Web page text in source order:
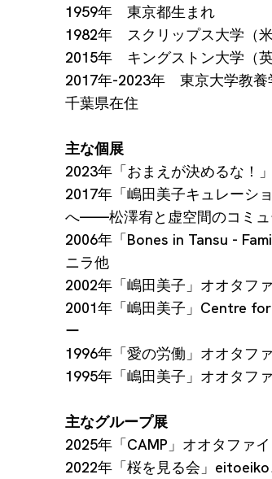
1959年 東京都生まれ
1982年 スクリップス大学（
2015年 キングストン大学（
2017年-2023年 東京大学教養
千葉県在住
主な個展
2023年「おまえが決めるな！
2017年「嶋田美子キュレーシ
へ——松澤宥と虚空間のコミュ
2006年「Bones in Tansu -
ニラ他
2002年「嶋田美子」オオタフ
2001年「嶋田美子」Centre
ー
1996年「愛の労働」オオタフ
1995年「嶋田美子」オオタフ
主なグループ展
2025年「CAMP」オオタファ
2022年「桜を見る会」